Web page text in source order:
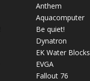
Anthem
Aquacomputer
Be quiet!
Dynatron
EK Water Blocks
EVGA
Fallout 76